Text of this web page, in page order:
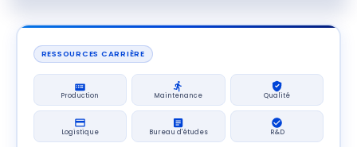
RESSOURCES CARRIÈRE
Production Maintenance Qualité
Logistique Bureau d'études R&D